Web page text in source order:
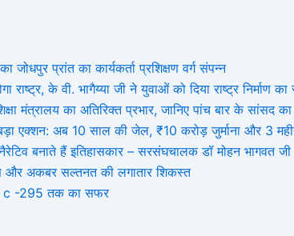
जोधपुर प्रांत का कार्यकर्ता प्रशिक्षण वर्ग संपन्न
राष्ट्र, के वी. भागैय्या जी ने युवाओं को दिया राष्ट्र निर्माण
मंत्रालय का अतिरिक्त प्रभार, जानिए पांच बार के सांसद
एक्शन: अब 10 साल की जेल, ₹10 करोड़ जुर्माना और 3
बनाते हैं इतिहासकार – सरसंघचालक डॉ मोहन भागवत जी
और अकबर सल्तनत की लगातार शिकस्त
c -295 तक का सफर